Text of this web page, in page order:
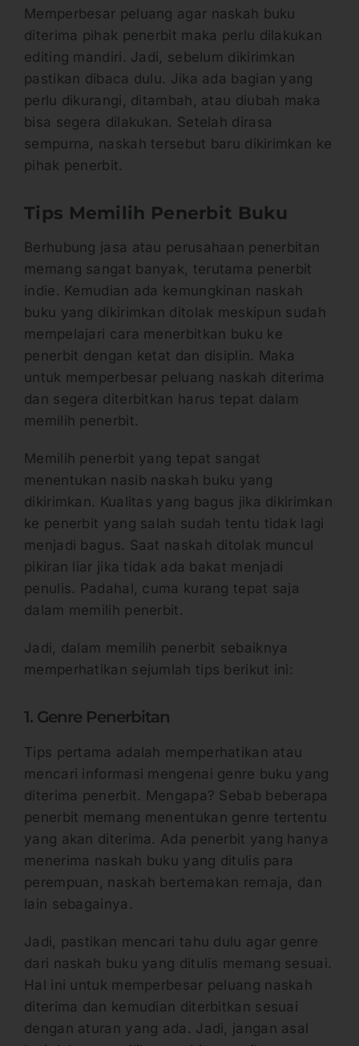
Memperbesar peluang agar naskah buku
diterima pihak penerbit maka perlu dilakukan
editing mandiri. Jadi, sebelum dikirimkan
pastikan dibaca dulu. Jika ada bagian yang
perlu dikurangi, ditambah, atau diubah maka
bisa segera dilakukan. Setelah dirasa
sempurna, naskah tersebut baru dikirimkan ke
pihak penerbit.
Tips Memilih Penerbit Buku
Berhubung jasa atau perusahaan penerbitan
memang sangat banyak, terutama penerbit
indie. Kemudian ada kemungkinan naskah
buku yang dikirimkan ditolak meskipun sudah
mempelajari cara menerbitkan buku ke
penerbit dengan ketat dan disiplin. Maka
untuk memperbesar peluang naskah diterima
dan segera diterbitkan harus tepat dalam
memilih penerbit.
Memilih penerbit yang tepat sangat
menentukan nasib naskah buku yang
dikirimkan. Kualitas yang bagus jika dikirimkan
ke penerbit yang salah sudah tentu tidak lagi
menjadi bagus. Saat naskah ditolak muncul
pikiran liar jika tidak ada bakat menjadi
penulis. Padahal, cuma kurang tepat saja
dalam memilih penerbit.
Jadi, dalam memilih penerbit sebaiknya
memperhatikan sejumlah tips berikut ini:
1. Genre Penerbitan
Tips pertama adalah memperhatikan atau
mencari informasi mengenai genre buku yang
diterima penerbit. Mengapa? Sebab beberapa
penerbit memang menentukan genre tertentu
yang akan diterima. Ada penerbit yang hanya
menerima naskah buku yang ditulis para
perempuan, naskah bertemakan remaja, dan
lain sebagainya.
Jadi, pastikan mencari tahu dulu agar genre
dari naskah buku yang ditulis memang sesuai.
Hal ini untuk memperbesar peluang naskah
diterima dan kemudian diterbitkan sesuai
dengan aturan yang ada. Jadi, jangan asal